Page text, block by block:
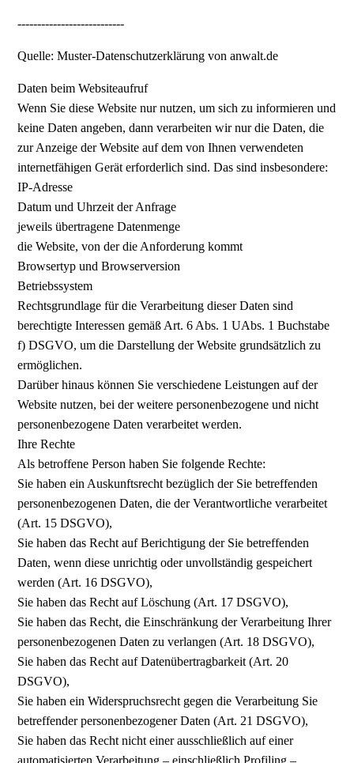
---------------------------
Quelle: Muster-Datenschutzerklärung von anwalt.de
Daten beim Websiteaufruf
Wenn Sie diese Website nur nutzen, um sich zu informieren und
keine Daten angeben, dann verarbeiten wir nur die Daten, die
zur Anzeige der Website auf dem von Ihnen verwendeten
internetfähigen Gerät erforderlich sind. Das sind insbesondere:
IP-Adresse
Datum und Uhrzeit der Anfrage
jeweils übertragene Datenmenge
die Website, von der die Anforderung kommt
Browsertyp und Browserversion
Betriebssystem
Rechtsgrundlage für die Verarbeitung dieser Daten sind
berechtigte Interessen gemäß Art. 6 Abs. 1 UAbs. 1 Buchstabe
f) DSGVO, um die Darstellung der Website grundsätzlich zu
ermöglichen.
Darüber hinaus können Sie verschiedene Leistungen auf der
Website nutzen, bei der weitere personenbezogene und nicht
personenbezogene Daten verarbeitet werden.
Ihre Rechte
Als betroffene Person haben Sie folgende Rechte:
Sie haben ein Auskunftsrecht bezüglich der Sie betreffenden
personenbezogenen Daten, die der Verantwortliche verarbeitet
(Art. 15 DSGVO),
Sie haben das Recht auf Berichtigung der Sie betreffenden
Daten, wenn diese unrichtig oder unvollständig gespeichert
werden (Art. 16 DSGVO),
Sie haben das Recht auf Löschung (Art. 17 DSGVO),
Sie haben das Recht, die Einschränkung der Verarbeitung Ihrer
personenbezogenen Daten zu verlangen (Art. 18 DSGVO),
Sie haben das Recht auf Datenübertragbarkeit (Art. 20
DSGVO),
Sie haben ein Widerspruchsrecht gegen die Verarbeitung Sie
betreffender personenbezogener Daten (Art. 21 DSGVO),
Sie haben das Recht nicht einer ausschließlich auf einer
automatisierten Verarbeitung – einschließlich Profiling –